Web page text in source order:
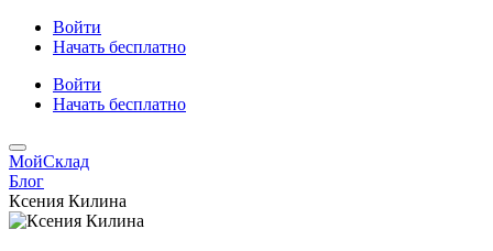
Войти
Начать бесплатно
Войти
Начать бесплатно
МойСклад
Блог
Ксения Килина